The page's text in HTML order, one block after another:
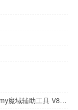
70my魔域辅助工具 V8.0 绿色免费版（70my魔域辅助工具 V8.0 绿色免费版功能简介）